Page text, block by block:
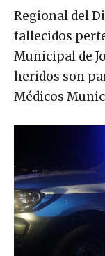
Regional del
fallecidos
Municipal de
heridos son
Médicos